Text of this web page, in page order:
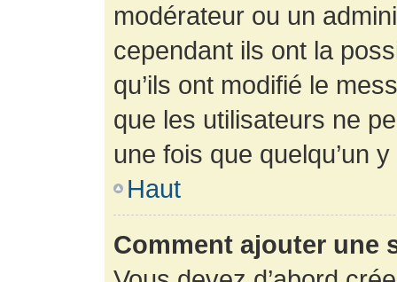
modérateur ou un
cependant ils ont la
qu’ils ont modifié le
que les utilisateurs ne
une fois que quelqu’un
Haut
Comment ajouter une